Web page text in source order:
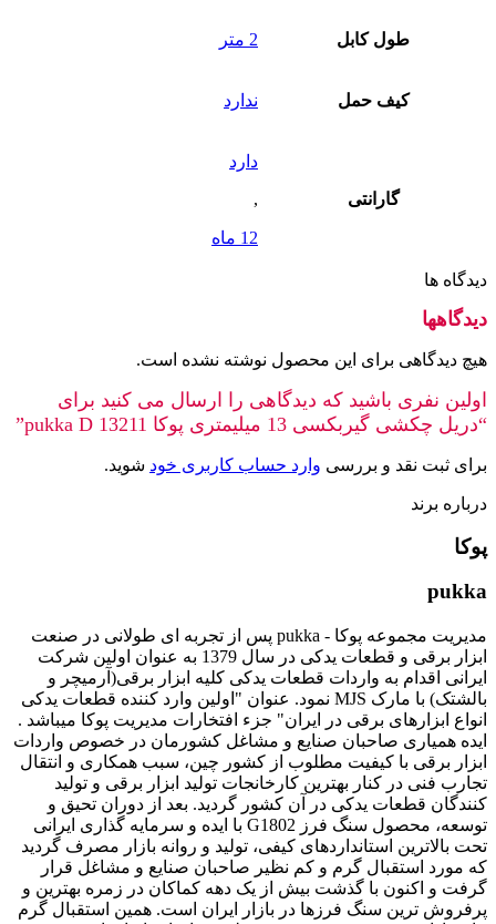
طول کابل 2 متر
کیف حمل ندارد
گارانتی
دارد
,
12 ماه
دیدگاه ها
دیدگاهها
هیچ دیدگاهی برای این محصول نوشته نشده است.
اولین نفری باشید که دیدگاهی را ارسال می کنید برای
“دریل چکشی گیربکسی 13 میلیمتری پوکا pukka D 13211”
برای ثبت نقد و بررسی وارد حساب کاربری خود شوید.
درباره برند
پوکا
pukka
مدیریت مجموعه پوکا - pukka پس از تجربه ای طولانی در صنعت
ابزار برقی و قطعات یدکی در سال 1379 به عنوان اولین شرکت
ایرانی اقدام به واردات قطعات یدکی کلیه ابزار برقی(آرمیچر و
بالشتک) با مارک MJS نمود. عنوان "اولین وارد کننده قطعات یدکی
انواع ابزارهای برقی در ایران" جزء افتخارات مدیریت پوکا میباشد .
ایده همیاری صاحبان صنایع و مشاغل کشورمان در خصوص واردات
ابزار برقی با کیفیت مطلوب از کشور چین، سبب همکاری و انتقال
تجارب فنی در کنار بهترین کارخانجات تولید ابزار برقی و تولید
کنندگان قطعات یدکی در آن کشور گردید. بعد از دوران تحیق و
توسعه، محصول سنگ فرز G1802 با ایده و سرمایه گذاری ایرانی
تحت بالاترین استانداردهای کیفی، تولید و روانه بازار مصرف گردید
که مورد استقبال گرم و کم نظیر صاحبان صنایع و مشاغل قرار
گرفت و اکنون با گذشت بیش از یک دهه کماکان در زمره بهترین و
پرفروش ترین سنگ فرزها در بازار ایران است. همین استقبال گرم